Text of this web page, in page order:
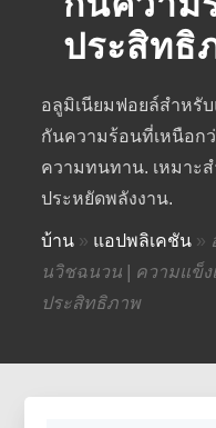
ประสิทธิ
อลูมิเนียมฟอยล์สำหรั
กันความร้อนที่เหนือก
ความทนทาน. เหมาะ
ประหยัดพลังงาน.
บ้าน » แอปพลิเคชัน »
นวิชฉนวน | ความแข็
ประสิทธิภาพ